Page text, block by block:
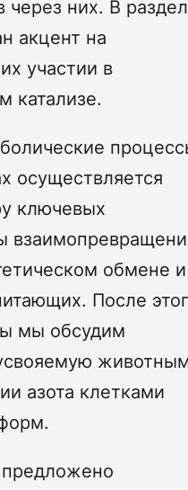
них. В
акцент на
участии в
катализе.
осуществляется
ключевых
обмене и
После
мы обсудим
азота клетками
предложено